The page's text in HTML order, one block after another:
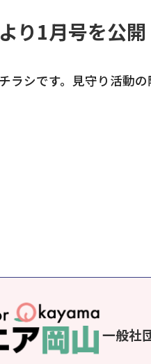
り1月号を公開
ラシです。見守り活動
一般社